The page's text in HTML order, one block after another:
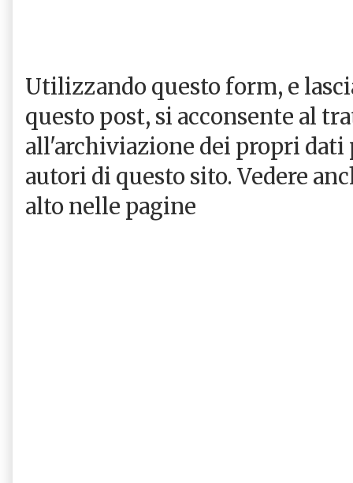
Utilizzando questo form, e
questo post, si acconsente al
all'archiviazione dei propri dati
autori di questo sito. Vedere
alto nelle pagine